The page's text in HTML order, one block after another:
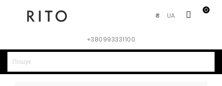
0
UA
₴
+380993331100